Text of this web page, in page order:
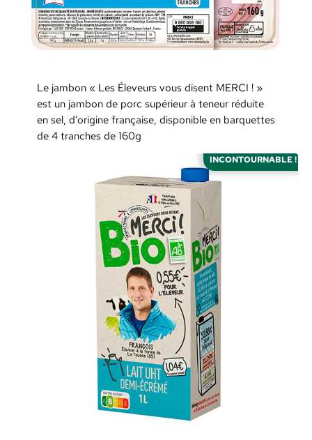
Le jambon « Les Éleveurs vous disent MERCI ! »
est un jambon de porc supérieur à teneur réduite
en sel, d’origine française, disponible en barquettes
de 4 tranches de 160g
INCONTOURNABLE !